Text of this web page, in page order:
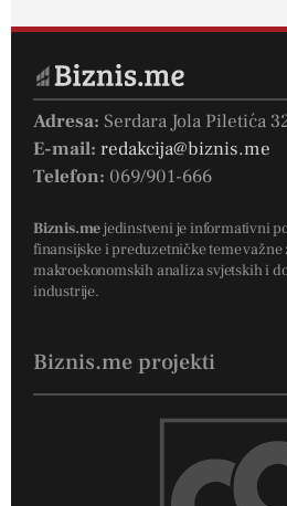
Adresa: Serdara Jola Piletića
E-mail: redakcija@biznis.me
Telefon: 069/901-666
Biznis.mejedinstveni je informativni
finansijske i preduzetničke teme važne
makroekonomskih analiza svjetskih i
industrije.
Biznis.me projekti